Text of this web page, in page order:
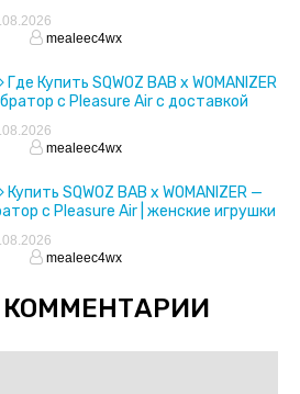
mealeec4wx
Где Купить SQWOZ BAB x WOMANIZER
с Pleasure Air с доставкой
mealeec4wx
Купить SQWOZ BAB x WOMANIZER —
с Pleasure Air | женские игрушки
mealeec4wx